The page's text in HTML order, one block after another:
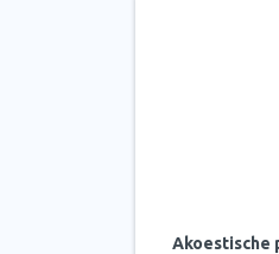
Akoestische